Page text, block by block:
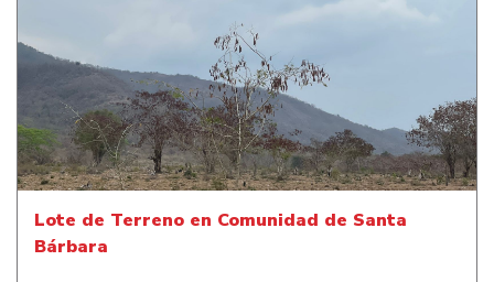
Lote de Terreno en Comunidad de Santa Bárbara
Lote de Terreno en Comunidad de Santa
Bárbara